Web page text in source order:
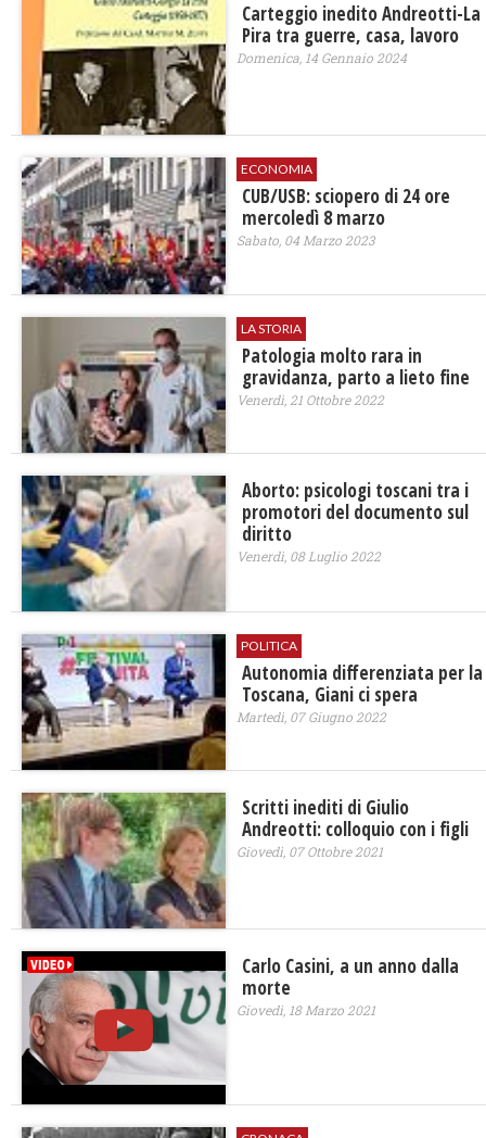
Carteggio inedito Andreotti-La
Pira tra guerre, casa, lavoro
Domenica, 14 Gennaio 2024
ECONOMIA
CUB/USB: sciopero di 24 ore
mercoledì 8 marzo
Sabato, 04 Marzo 2023
LA STORIA
Patologia molto rara in
gravidanza, parto a lieto fine
Venerdì, 21 Ottobre 2022
Aborto: psicologi toscani tra i
promotori del documento sul
diritto
Venerdì, 08 Luglio 2022
POLITICA
Autonomia differenziata per la
Toscana, Giani ci spera
Martedì, 07 Giugno 2022
Scritti inediti di Giulio
Andreotti: colloquio con i figli
Giovedì, 07 Ottobre 2021
Carlo Casini, a un anno dalla
morte
Giovedì, 18 Marzo 2021